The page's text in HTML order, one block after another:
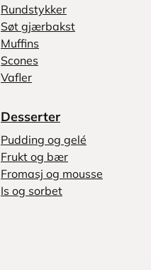
Rundstykker
Søt gjærbakst
Muffins
Scones
Vafler
Desserter
Pudding og gelé
Frukt og bær
Fromasj og mousse
Is og sorbet